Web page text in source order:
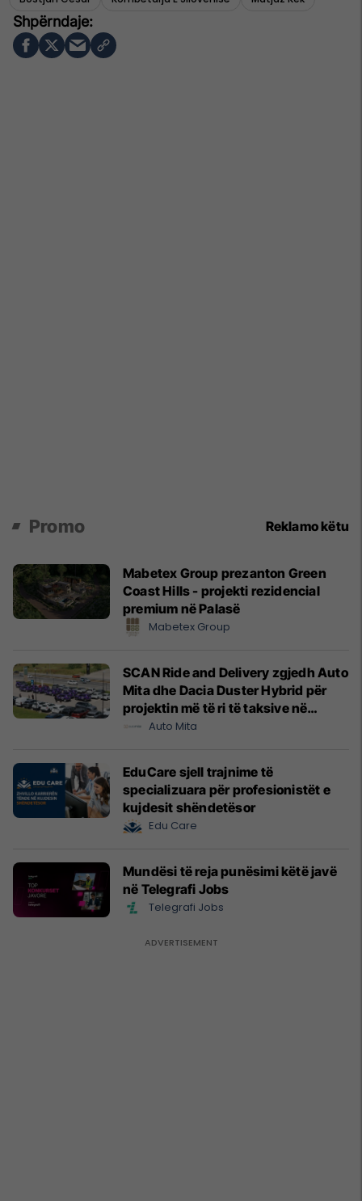
Promo Reklamo këtu
Mabetex Group prezanton Green
Coast Hills - projekti rezidencial
premium në Palasë
Mabetex Group
SCAN Ride and Delivery zgjedh Auto
Mita dhe Dacia Duster Hybrid për
projektin më të ri të taksive në
Prishtinë
Auto Mita
EduCare sjell trajnime të
specializuara për profesionistët e
kujdesit shëndetësor
Edu Care
Mundësi të reja punësimi këtë javë
në Telegrafi Jobs
Telegrafi Jobs